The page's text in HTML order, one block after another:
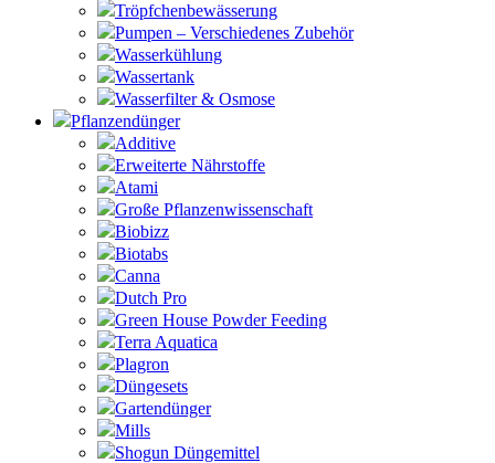
Tröpfchenbewässerung
Pumpen – Verschiedenes Zubehör
Wasserkühlung
Wassertank
Wasserfilter & Osmose
Pflanzendünger
Additive
Erweiterte Nährstoffe
Atami
Große Pflanzenwissenschaft
Biobizz
Biotabs
Canna
Dutch Pro
Green House Powder Feeding
Terra Aquatica
Plagron
Düngesets
Gartendünger
Mills
Shogun Düngemittel